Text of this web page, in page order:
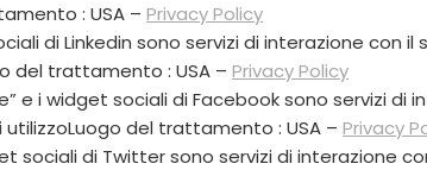
: USA –Privacy Policy
di Linkedin sono servizi di interazione con il
del trattamento : USA –Privacy Policy
e i widget sociali di Facebook sono servizi di
utilizzoLuogo del trattamento : USA –Privacy
di Twitter sono servizi di interazione